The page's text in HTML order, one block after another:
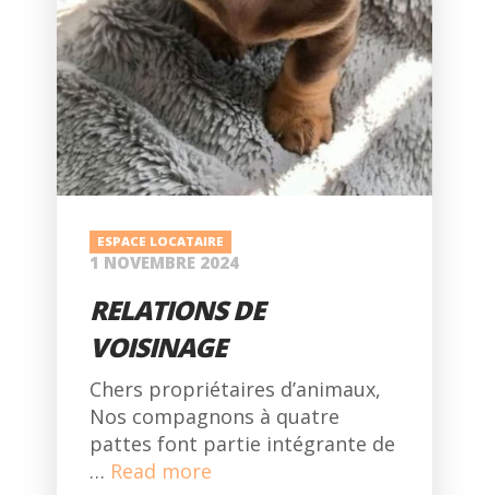
ESPACE LOCATAIRE
1 NOVEMBRE 2024
RELATIONS DE
VOISINAGE
Chers propriétaires d’animaux,
Nos compagnons à quatre
pattes font partie intégrante de
… Read more